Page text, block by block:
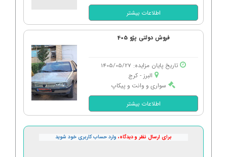
اطلاعات بیشتر
فروش دولتی پژو 405
تاریخ پایان مزایده: 1405/05/27
البرز - كرج
سواری و وانت و پیکاپ
اطلاعات بیشتر
برای ارسال نظر و دیدگاه، وارد حساب کاربری خود شوید